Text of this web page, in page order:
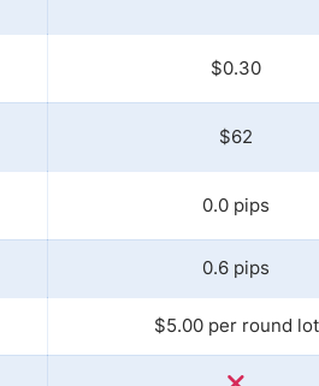
$0.30
$62
0.0 pips
0.6 pips
$5.00 per round lot